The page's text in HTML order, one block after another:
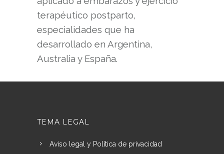
terapéutico postparto,
especialidades que ha
desarrollado en Argentina,
Australia y España.
TEMA LEGAL
Aviso legal y Política de privacidad